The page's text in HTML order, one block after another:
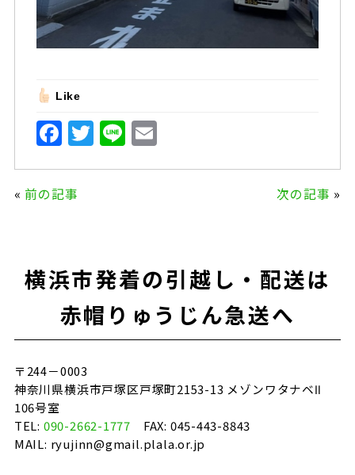
Like
F
a
c
e
o
o
k
T
w
Li
n
E
« 前の記事 次の記事 »
横浜市発着の引越し・配送は
赤帽りゅうじん急送へ
〒244－0003
神奈川県横浜市戸塚区戸塚町2153-13 メゾンワタナベⅡ
106号室
TEL: 090-2662-1777 FAX: 045-443-8843
MAIL: ryujinn@gmail.plala.or.jp